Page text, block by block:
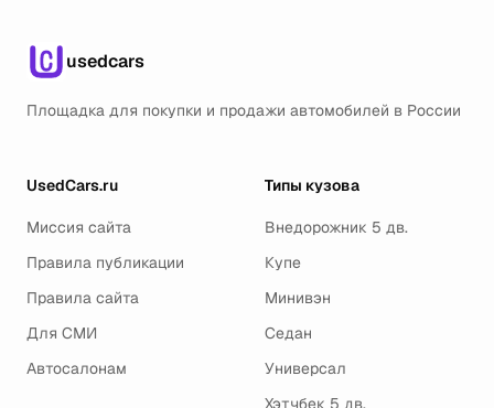
usedcars
Площадка для покупки и продажи автомобилей в России
UsedCars.ru
Миссия сайта
Правила публикации
Правила сайта
Для СМИ
Автосалонам
Типы кузова
Внедорожник 5 дв.
Купе
Минивэн
Седан
Универсал
Хэтчбек 5 дв.